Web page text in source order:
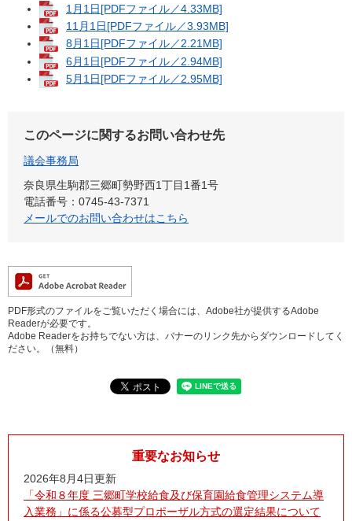
1月1日[PDFファイル／4.33MB]
11月1日[PDFファイル／3.93MB]
8月1日[PDFファイル／2.21MB]
6月1日[PDFファイル／2.94MB]
5月1日[PDFファイル／2.95MB]
このページに関するお問い合わせ先
議会事務局
奈良県生駒郡三郷町勢野西1丁目1番1号
電話番号：0745-43-7371
メールでのお問い合わせはこちら
PDF形式のファイルをご覧いただく場合には、Adobe社が提供するAdobe
Readerが必要です。
Adobe Readerをお持ちでない方は、バナーのリンク先からダウンロードしてく
ださい。（無料）
重要なお知らせ
2026年8月4日更新
「令和８年度 三郷町学校給食及び保育園給食管理システム導
入業務」に係る公募型プロポーザル方式の選定結果について